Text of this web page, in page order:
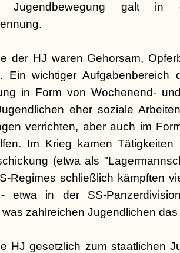
galt in
der HJ waren Gehorsam,
Ein wichtiger
in Form von Wochenend-
eher soziale
verrichten, aber auch im
Im Krieg kamen
(etwa als
Regimes schließlich kämpften
etwa in der SS-
zahlreichen Jugendlichen
HJ gesetzlich zum staatlichen